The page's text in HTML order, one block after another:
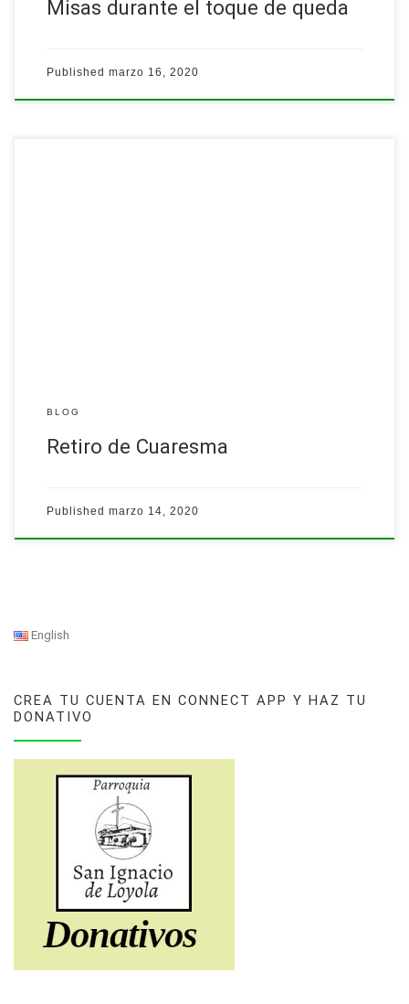
Misas durante el toque de queda
Published marzo 16, 2020
BLOG
Retiro de Cuaresma
Published marzo 14, 2020
English
CREA TU CUENTA EN CONNECT APP Y HAZ TU
DONATIVO